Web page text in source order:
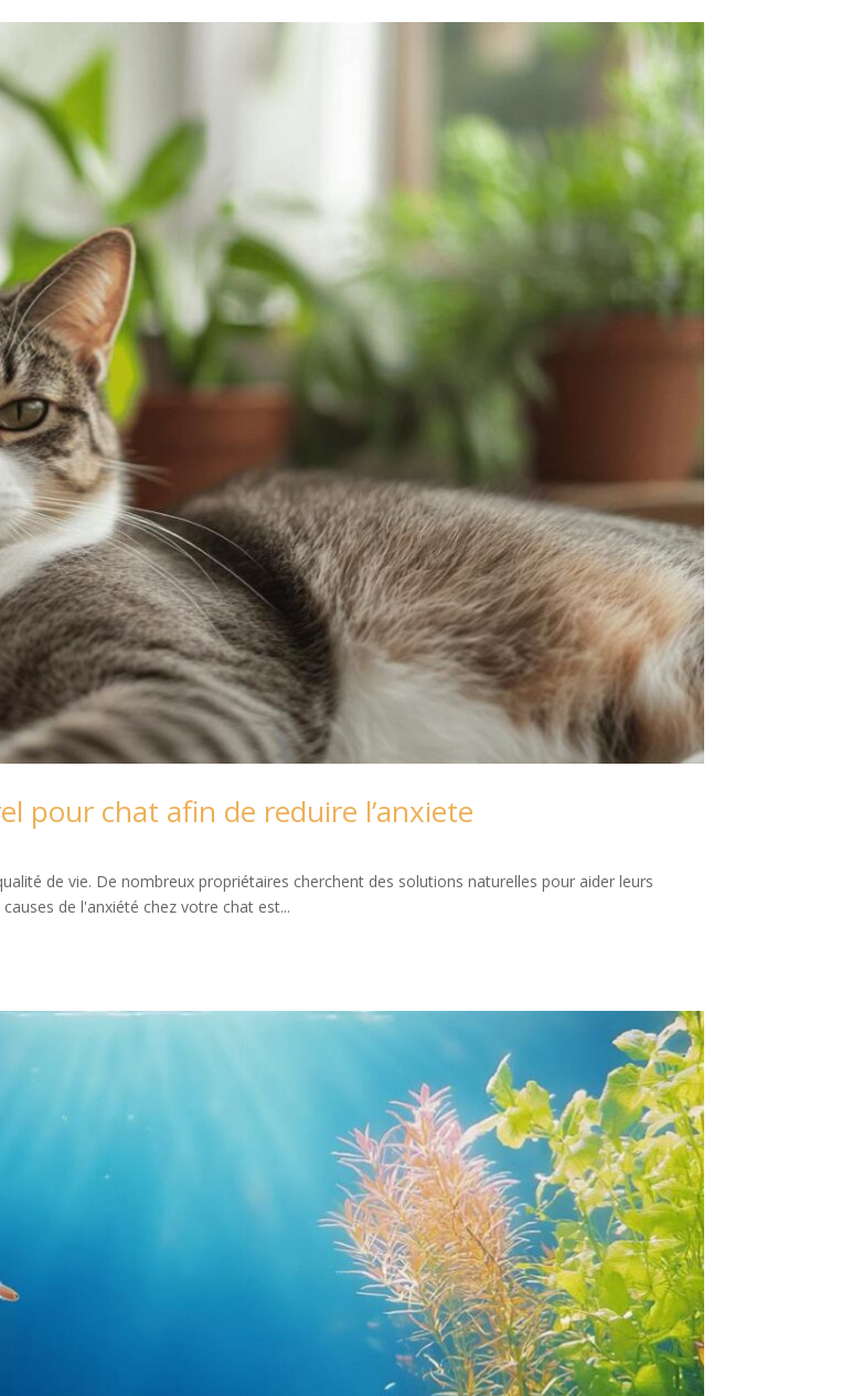
pour chat afin de reduire l’anxiete
de vie. De nombreux propriétaires cherchent des solutions naturelles pour aider leurs
de l'anxiété chez votre chat est...